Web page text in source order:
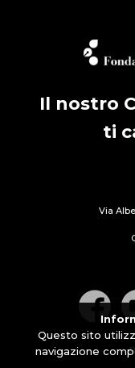
Il nostro
ti
Via
Questo sito
navigazione